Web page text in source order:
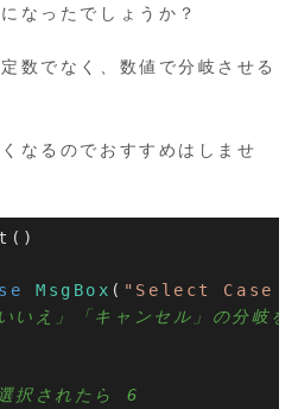
なったでしょうか？
数でなく、数値で分岐させる
なるのでおすすめはしませ
MsgBox ( "Select Case の
いえ」「キャンセル」の分岐を
択されたら 6